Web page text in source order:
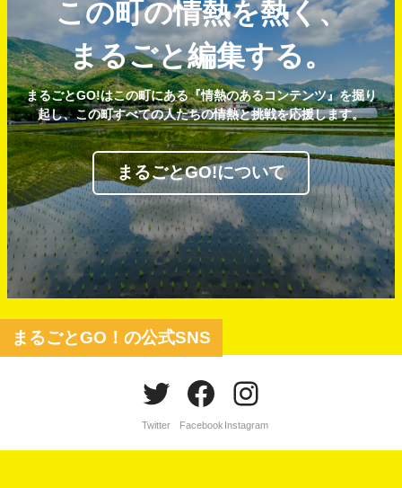
この町の情熱を熱く、
まるごと編集する。
まるごとGO!はこの町にある『情熱のあるコンテンツ』を掘り
起し、この町すべての人たちの情熱と挑戦を応援します。
まるごとGO!について
まるごとGO！の公式SNS